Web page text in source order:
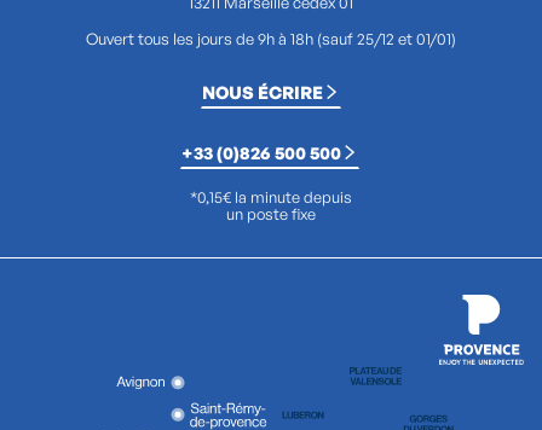
Ouvert tous les jours de 9h à 18h (sauf 25/12 et 01/01)
NOUS ÉCRIRE
+33 (0)826 500 500
*0,15€ la minute depuis
un poste fixe